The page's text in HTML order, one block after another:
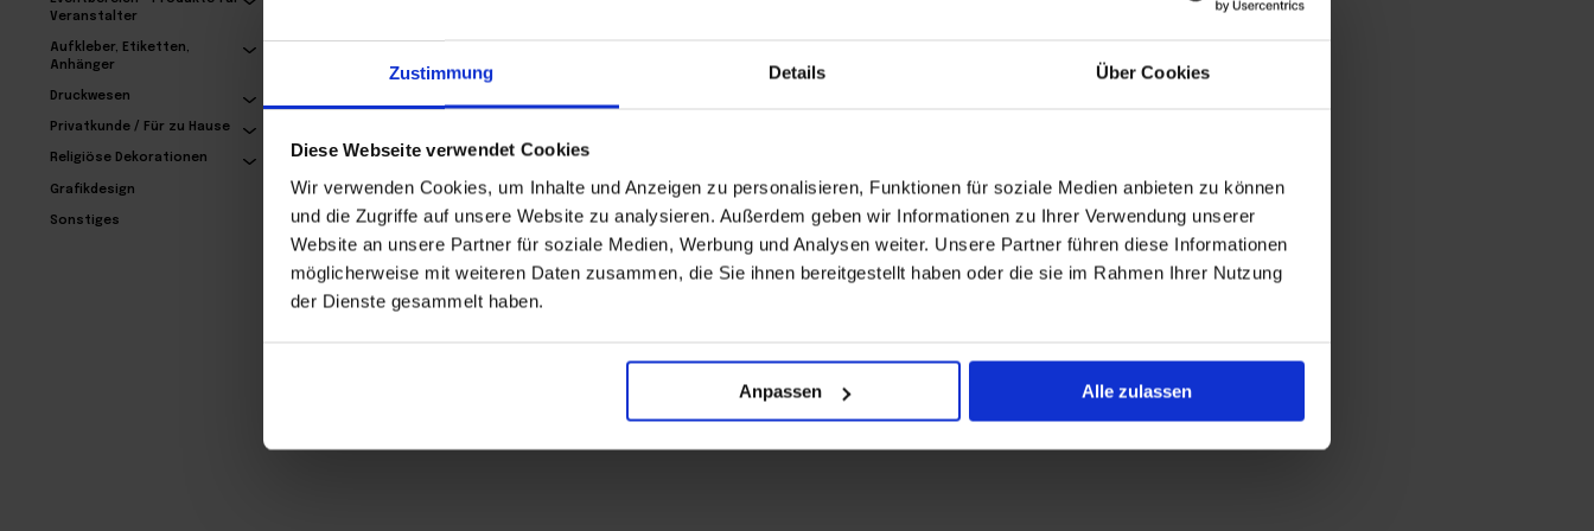
Zustimmung Details Über Cookies
Diese Webseite verwendet Cookies
Wir verwenden Cookies, um Inhalte und Anzeigen zu personalisieren, Funktionen für soziale Medien anbieten zu können
und die Zugriffe auf unsere Website zu analysieren. Außerdem geben wir Informationen zu Ihrer Verwendung unserer
Website an unsere Partner für soziale Medien, Werbung und Analysen weiter. Unsere Partner führen diese Informationen
möglicherweise mit weiteren Daten zusammen, die Sie ihnen bereitgestellt haben oder die sie im Rahmen Ihrer Nutzung
der Dienste gesammelt haben.
Anpassen Alle zulassen
Veranstalter
Aufkleber, Etiketten,
Anhänger
Druckwesen
Privatkunde / Für zu Hause
Religiöse Dekorationen
Grafikdesign
Sonstiges
Exklusive Visitenkarten